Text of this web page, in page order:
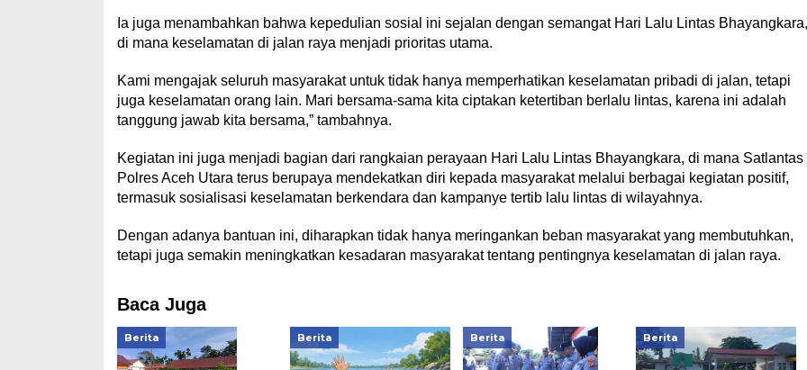
Ia juga menambahkan bahwa kepedulian sosial ini sejalan dengan semangat Hari Lalu Lintas Bhayangkara,
di mana keselamatan di jalan raya menjadi prioritas utama.
Kami mengajak seluruh masyarakat untuk tidak hanya memperhatikan keselamatan pribadi di jalan, tetapi
juga keselamatan orang lain. Mari bersama-sama kita ciptakan ketertiban berlalu lintas, karena ini adalah
tanggung jawab kita bersama,” tambahnya.
Kegiatan ini juga menjadi bagian dari rangkaian perayaan Hari Lalu Lintas Bhayangkara, di mana Satlantas
Polres Aceh Utara terus berupaya mendekatkan diri kepada masyarakat melalui berbagai kegiatan positif,
termasuk sosialisasi keselamatan berkendara dan kampanye tertib lalu lintas di wilayahnya.
Dengan adanya bantuan ini, diharapkan tidak hanya meringankan beban masyarakat yang membutuhkan,
tetapi juga semakin meningkatkan kesadaran masyarakat tentang pentingnya keselamatan di jalan raya.
Baca Juga
Berita Berita Berita Berita